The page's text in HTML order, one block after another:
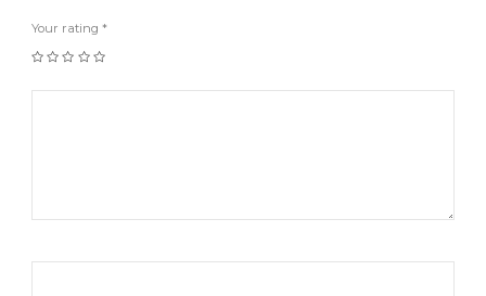
Your rating *
1 2 3